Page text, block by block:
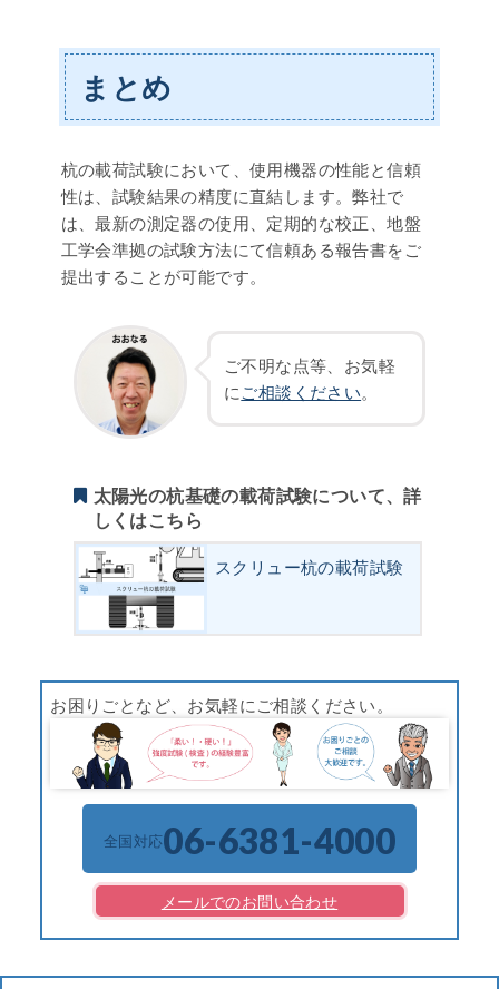
まとめ
杭の載荷試験において、使用機器の性能と信頼
性は、試験結果の精度に直結します。弊社で
は、最新の測定器の使用、定期的な校正、地盤
工学会準拠の試験方法にて信頼ある報告書をご
提出することが可能です。
ご不明な点等、お気軽
に ご相談ください。
太陽光の杭基礎の載荷試験について、詳
しくはこちら
スクリュー杭の載荷試験
お困りごとなど、お気軽にご相談ください。
全国対応06-6381-4000
メールでのお問い合わせ